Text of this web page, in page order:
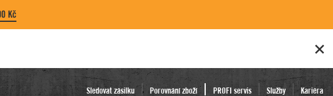
Kč
Sledovat zásilku Porovnání zboží PROFI servis Služby Kariéra